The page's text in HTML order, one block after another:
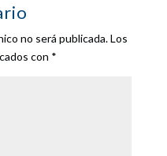
no será publicada.Los
con *